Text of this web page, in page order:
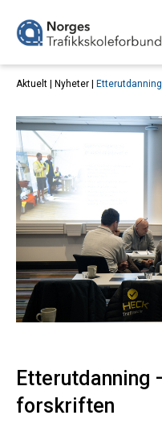
Aktuelt | Nyheter
Etterutdanning
forskriften